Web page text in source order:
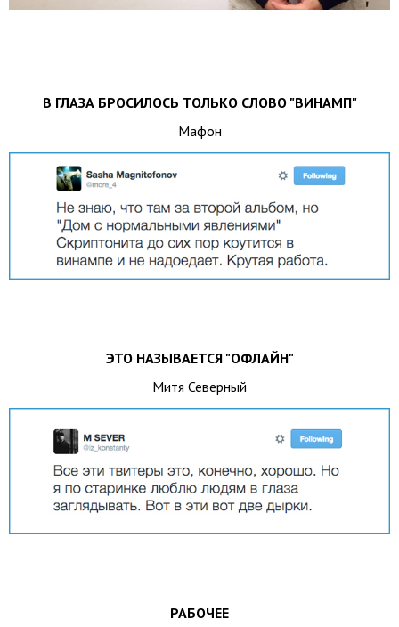
В ГЛАЗА БРОСИЛОСЬ ТОЛЬКО СЛОВО "ВИНАМП"
Мафон
ЭТО НАЗЫВАЕТСЯ "ОФЛАЙН"
Митя Северный
РАБОЧЕЕ